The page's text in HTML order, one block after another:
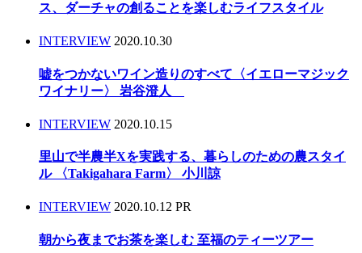
ス、ダーチャの創ることを楽しむライフスタイル
INTERVIEW 2020.10.30
嘘をつかないワイン造りのすべて〈イエローマジック
ワイナリー〉 岩谷澄人
INTERVIEW 2020.10.15
里山で半農半Xを実践する、暮らしのための農スタイ
ル 〈Takigahara Farm〉 小川諒
INTERVIEW 2020.10.12 PR
朝から夜までお茶を楽しむ 至福のティーツアー